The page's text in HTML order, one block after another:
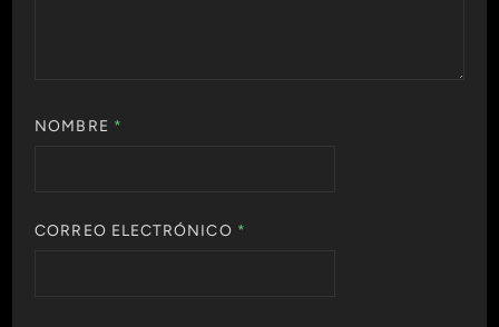
NOMBRE *
CORREO ELECTRÓNICO *